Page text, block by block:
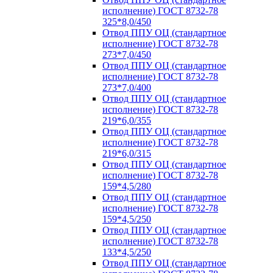
исполнение) ГОСТ 8732-78
325*8,0/450
Отвод ППУ ОЦ (стандартное
исполнение) ГОСТ 8732-78
273*7,0/450
Отвод ППУ ОЦ (стандартное
исполнение) ГОСТ 8732-78
273*7,0/400
Отвод ППУ ОЦ (стандартное
исполнение) ГОСТ 8732-78
219*6,0/355
Отвод ППУ ОЦ (стандартное
исполнение) ГОСТ 8732-78
219*6,0/315
Отвод ППУ ОЦ (стандартное
исполнение) ГОСТ 8732-78
159*4,5/280
Отвод ППУ ОЦ (стандартное
исполнение) ГОСТ 8732-78
159*4,5/250
Отвод ППУ ОЦ (стандартное
исполнение) ГОСТ 8732-78
133*4,5/250
Отвод ППУ ОЦ (стандартное